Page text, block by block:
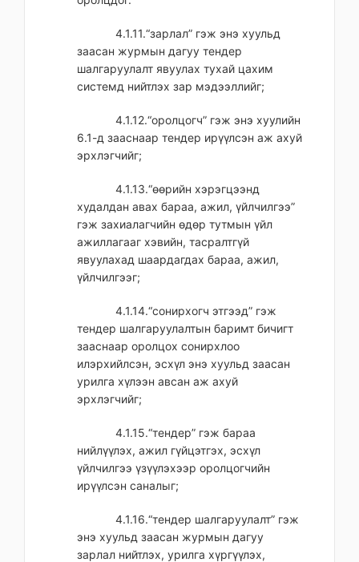
4.1.11.“зарлал” гэж энэ хуульд
заасан журмын дагуу тендер
шалгаруулалт явуулах тухай цахим
системд нийтлэх зар мэдээллийг;
4.1.12.“оролцогч” гэж энэ хуулийн
6.1-д зааснаар тендер ирүүлсэн аж ахуй
эрхлэгчийг;
4.1.13.“өөрийн хэрэгцээнд
худалдан авах бараа, ажил, үйлчилгээ”
гэж захиалагчийн өдөр тутмын үйл
ажиллагааг хэвийн, тасралтгүй
явуулахад шаардагдах бараа, ажил,
үйлчилгээг;
4.1.14.“сонирхогч этгээд” гэж
тендер шалгаруулалтын баримт бичигт
зааснаар оролцох сонирхлоо
илэрхийлсэн, эсхүл энэ хуульд заасан
урилга хүлээн авсан аж ахуй
эрхлэгчийг;
4.1.15.“тендер” гэж бараа
нийлүүлэх, ажил гүйцэтгэх, эсхүл
үйлчилгээ үзүүлэхээр оролцогчийн
ирүүлсэн саналыг;
4.1.16.“тендер шалгаруулалт” гэж
энэ хуульд заасан журмын дагуу
зарлал нийтлэх, урилга хүргүүлэх,